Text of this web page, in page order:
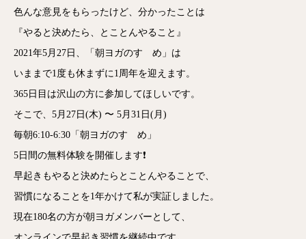
色んな意見をもらったけど、分かったことは
『やると決めたら、とことんやること』
2021年5月27日、「朝ヨガのすゝめ」は
いままで1度も休まずに1周年を迎えます。
365日目は沢山の方に参加してほしいです。
そこで、5月27日(木) 〜 5月31日(月)
毎朝6:10-6:30「朝ヨガのすゝめ」
5日間の無料体験を開催します❗️
早起きもやると決めたらとことんやることで、
習慣になることを1年かけて私が実証しました。
現在180名の方が朝ヨガメンバーとして、